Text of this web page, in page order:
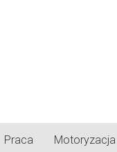
Praca Motoryzacja